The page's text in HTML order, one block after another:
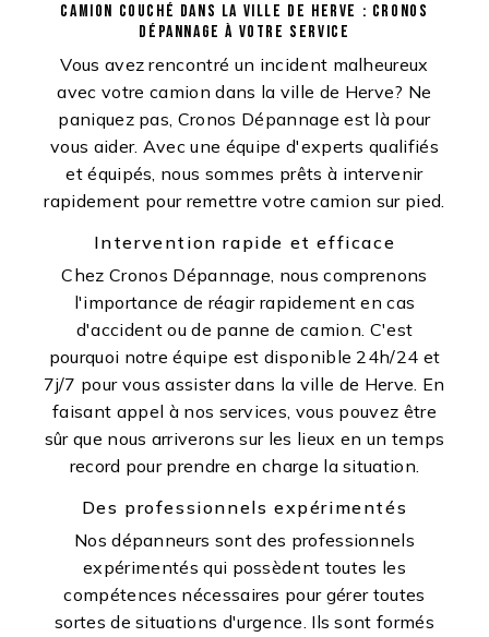
CAMION COUCHÉ DANS LA VILLE DE HERVE : CRONOS
DÉPANNAGE À VOTRE SERVICE
Vous avez rencontré un incident malheureux
avec votre camion dans la ville de Herve? Ne
paniquez pas, Cronos Dépannage est là pour
vous aider. Avec une équipe d'experts qualifiés
et équipés, nous sommes prêts à intervenir
rapidement pour remettre votre camion sur pied.
Intervention rapide et efficace
Chez Cronos Dépannage, nous comprenons
l'importance de réagir rapidement en cas
d'accident ou de panne de camion. C'est
pourquoi notre équipe est disponible 24h/24 et
7j/7 pour vous assister dans la ville de Herve. En
faisant appel à nos services, vous pouvez être
sûr que nous arriverons sur les lieux en un temps
record pour prendre en charge la situation.
Des professionnels expérimentés
Nos dépanneurs sont des professionnels
expérimentés qui possèdent toutes les
compétences nécessaires pour gérer toutes
sortes de situations d'urgence. Ils sont formés